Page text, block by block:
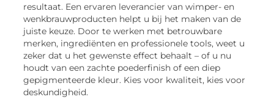
resultaat. Een ervaren leverancier van wimper- en
wenkbrauwproducten helpt u bij het maken van de
juiste keuze. Door te werken met betrouwbare
merken, ingrediënten en professionele tools, weet u
zeker dat u het gewenste effect behaalt – of u nu
houdt van een zachte poederfinish of een diep
gepigmenteerde kleur. Kies voor kwaliteit, kies voor
deskundigheid.